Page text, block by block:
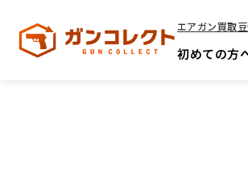
エアガン買取
初めての方